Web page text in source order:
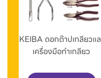
KEIBA ดอกต๊าปเกลียวแ
เครื่องมือทำเกลียว